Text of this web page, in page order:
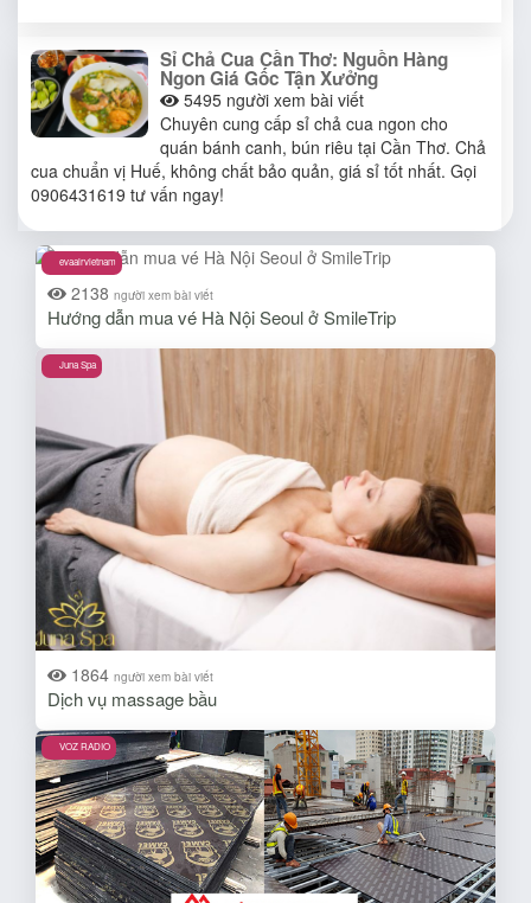
Sỉ Chả Cua Cần Thơ: Nguồn Hàng
Ngon Giá Gốc Tận Xưởng
5495 người xem bài viết
Chuyên cung cấp sỉ chả cua ngon cho
quán bánh canh, bún riêu tại Cần Thơ. Chả
cua chuẩn vị Huế, không chất bảo quản, giá sỉ tốt nhất. Gọi
0906431619 tư vấn ngay!
evaairvietnam
2138 người xem bài viết
Hướng dẫn mua vé Hà Nội Seoul ở SmileTrip
Juna Spa
1864 người xem bài viết
Dịch vụ massage bầu
VOZ RADIO